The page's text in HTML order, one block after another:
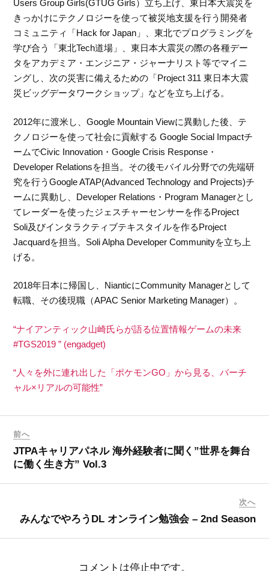
Users Group Girls(GTUG Girls）立ち上げ、東日本大震災を
きっかけにテクノロジーを使って被災地支援を行う開発者
コミュニティ「Hack for Japan」、東北でプログラミングを
学び合う「東北Tech道場」、東日本大震災の際の各種デー
タをアカデミア・エンジニア・ジャーナリスト等でマイニ
ングし、次の災害に備えるための「Project 311 東日本大震
災ビッグデータワークショップ」などを立ち上げる。
2012年に渡米し、Google Mountain Viewに異動した後、テ
クノロジーを使って社会に貢献する Google Social Impactチ
ームでCivic Innovation・Google Crisis Response・
Developer Relationsを担当。その後モバイル分野での先端研
究を行うGoogle ATAP(Advanced Technology and Projects)チ
ームに異動し、Developer Relations・Program Managerとし
てレーダーを使ったジェスチャーセンサーを作るProject
Soli及びインタラクティブテキスタイルを作るProject
Jacquardを担当。Soli Alpha Developer Communityを立ち上
げる。
2018年日本に帰国し、NianticにCommunity Managerとして
転職、その後現職（APAC Senior Marketing Manager）。
“ナイアンティック山崎氏らが語る位置情報ゲームの未来
#TGS2019 ” (engadget)
“人々を外に連れ出した「ポケモンGO」から見る、バーチ
ャル×リアルの可能性”
前へ
JTPAキャリアパネル 海外経験者に聞く”世界を舞台
に働く生き方” Vol.3
次へ
みんなでやろうDL オンライン勉強会 – 2nd Season
コメントは停止中です。